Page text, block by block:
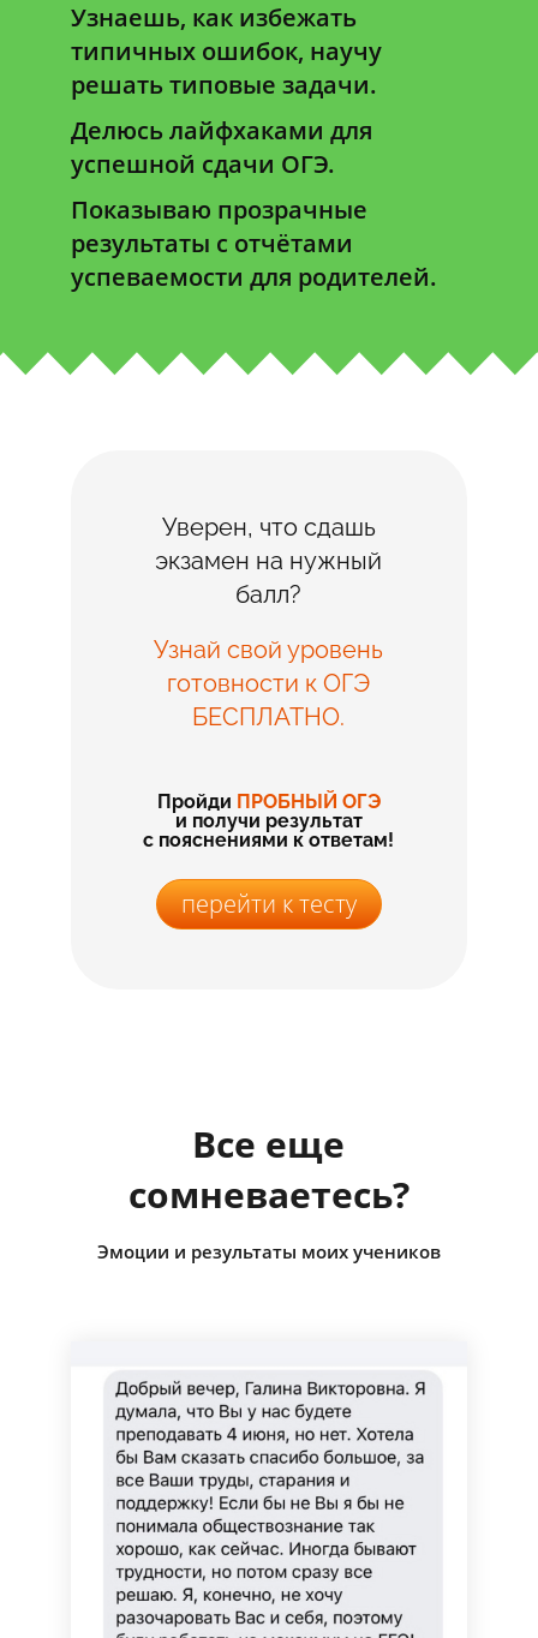
Узнаешь, как избежать
типичных ошибок, научу
решать типовые задачи.
Делюсь лайфхаками для
успешной сдачи ОГЭ.
Показываю прозрачные
результаты с отчётами
успеваемости для родителей.
Уверен, что сдашь
экзамен на нужный
балл?
Узнай свой уровень
готовности к ОГЭ
БЕСПЛАТНО.
Пройди ПРОБНЫЙ ОГЭ
и получи результат
с пояснениями к ответам!
перейти к тесту
Все еще
сомневаетесь?
Эмоции и результаты моих учеников